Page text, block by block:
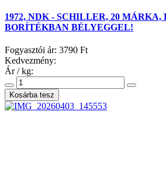
1972, NDK - SCHILLER, 20 MÁRKA,
BORÍTÉKBAN BÉLYEGGEL!
Fogyasztói ár: 3790 Ft
Kedvezmény:
Ár / kg: